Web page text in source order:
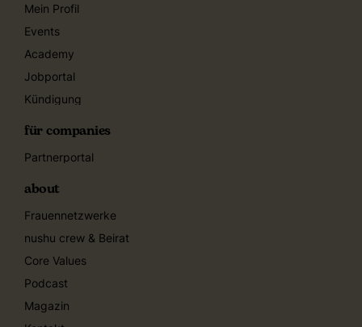
Mein Profil
Events
Academy
Jobportal
Kündigung
für companies
Partnerportal
about
Frauennetzwerke
nushu crew & Beirat
Core Values
Podcast
Magazin